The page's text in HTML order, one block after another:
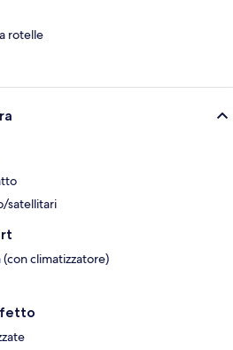
rotelle
satellitari
climatizzatore)